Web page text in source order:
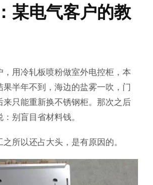
某电气客户的教
，用冷轧板喷粉做室外电控柜，本
果半年不到，海边的盐雾一吹，门
来只能重新换不锈钢柜。那次之后
别盲目省材料钱。
所以还占大头，是有原因的。